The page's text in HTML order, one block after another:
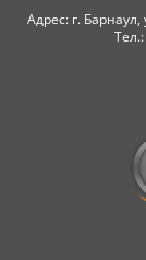
Адрес: г.